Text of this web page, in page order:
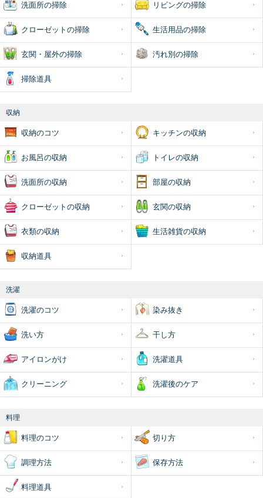
洗面所の掃除 リビングの掃除
クローゼットの掃除 生活用品の掃除
玄関・屋外の掃除 汚れ別の掃除
掃除道具
収納
収納のコツ キッチンの収納
お風呂の収納 トイレの収納
洗面所の収納 部屋の収納
クローゼットの収納 玄関の収納
衣類の収納 生活雑貨の収納
収納道具
洗濯
洗濯のコツ 染み抜き
洗い方 干し方
アイロンがけ 洗濯道具
クリーニング 洗濯後のケア
料理
料理のコツ 切り方
調理方法 保存方法
料理道具